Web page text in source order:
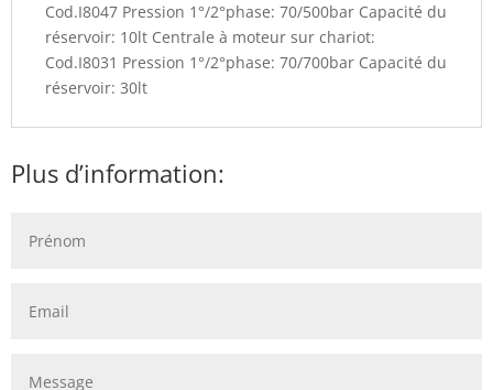
Cod.I8047 Pression 1°/2°phase: 70/500bar Capacité du
réservoir: 10lt Centrale à moteur sur chariot:
Cod.I8031 Pression 1°/2°phase: 70/700bar Capacité du
réservoir: 30lt
Plus d’information: